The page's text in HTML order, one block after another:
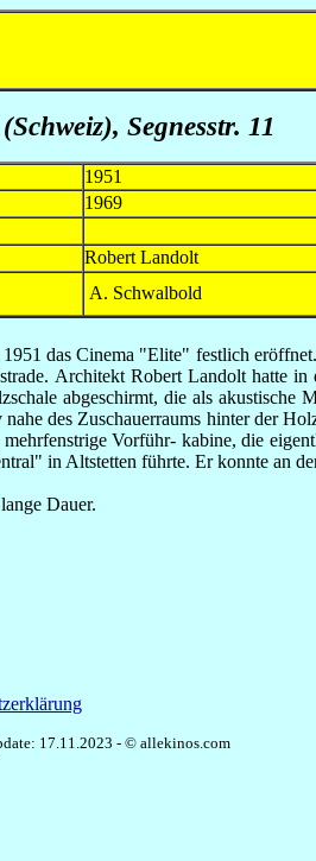
Segnesstr. 11
1951
1969
Robert Landolt
A. Schwalbold
das Cinema "Elite" festlich
Architekt Robert Landolt hatte
abgeschirmt, die als
des Zuschauerraums hinter der
Vorführ- kabine, die
in Altstetten führte. Er konnte an
Dauer.
17.11.2023 - © allekinos.com